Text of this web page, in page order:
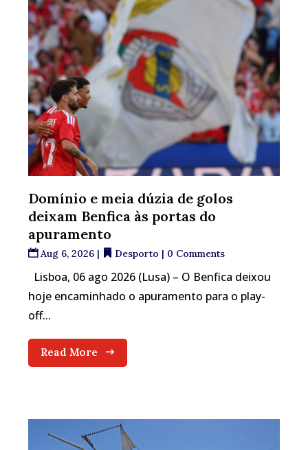
Domínio e meia dúzia de golos
deixam Benfica às portas do
apuramento
Aug 6, 2026 | Desporto | 0 Comments
Lisboa, 06 ago 2026 (Lusa) – O Benfica deixou
hoje encaminhado o apuramento para o play-
off...
Read More